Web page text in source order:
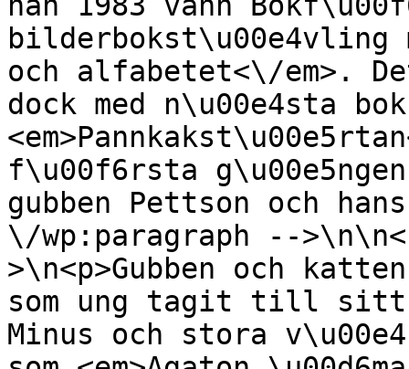
bilderbokst\u00e4vling
och alfabetet<\/em>.
dock med n\u00e4sta bok
f\u00f6rsta
gubben Pettson och
\/wp:paragraph --
>\n<p>Gubben och
som ung tagit till sitt
Minus och stora